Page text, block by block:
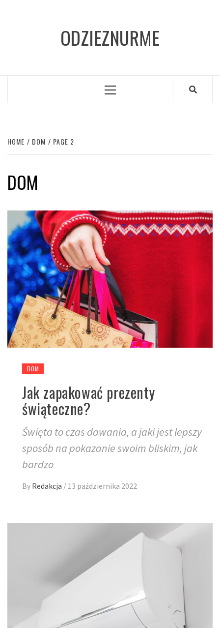
ODZIEZNURME
Primary
HOME DOM PAGE 2
DOM
DOM
Jak zapakować prezenty
świąteczne?
Święta to czas dawania, a jaki jest lepszy
sposób na pokazanie swoim bliskim, jak
bardzo
By Redakcja / 13 października 2022